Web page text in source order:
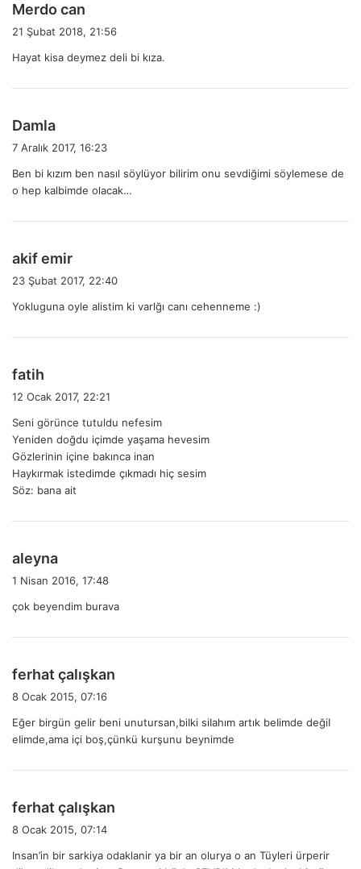
Merdo can
e
i
21 Şubat 2018, 21:56
Hayat kisa deymez deli bi kıza.
Damla
e
i
k
7 Aralık 2017, 16:23
Ben bi kızım ben nasıl söylüyor bilirim onu sevdiğimi söylemese de
o hep kalbimde olacak…
akif emir
e
i
23 Şubat 2017, 22:40
Yokluguna oyle alistim ki varlğı canı cehenneme :)
fatih
e
i
k
i
12 Ocak 2017, 22:21
Seni görünce tutuldu nefesim
Yeniden doğdu içimde yaşama hevesim
Gözlerinin içine bakınca inan
Haykırmak istedimde çıkmadı hiç sesim
Söz: bana ait
aleyna
e
i
1 Nisan 2016, 17:48
çok beyendim burava
ferhat çalışkan
i
k
8 Ocak 2015, 07:16
Eğer birgün geIir beni unutursan,biIki siIahım artık beIimde değiI
eIimde,ama içi boş,çünkü kurşunu beynimde
ferhat çalışkan
i
8 Ocak 2015, 07:14
Insan’in bir sarkiya odaklanir ya bir an olurya o an Tüyleri ürperir